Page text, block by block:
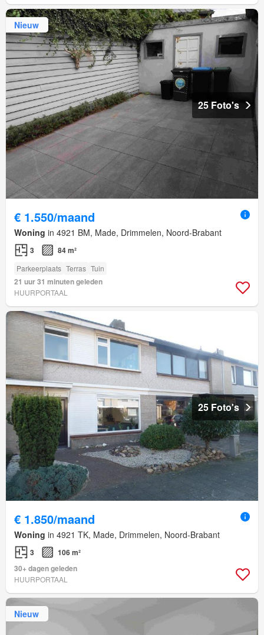
Nieuw
25 Foto's
€ 1.550/maand
Woning in 4921 BM, Made, Drimmelen, Noord-Brabant
3 84 m²
Parkeerplaats Terras Tuin
21 uur 31 minuten geleden
HUURPORTAAL
25 Foto's
€ 1.850/maand
Woning in 4921 TK, Made, Drimmelen, Noord-Brabant
3
106 m²
30+ dagen geleden
HUURPORTAAL
Nieuw